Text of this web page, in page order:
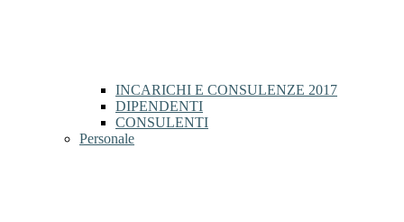
INCARICHI E CONSULENZE 2017
DIPENDENTI
CONSULENTI
Personale